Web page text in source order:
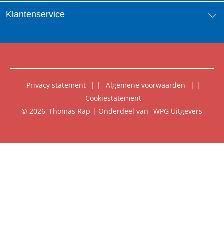
Vacatures
Nieuwsbrief
Foreign Rights
Klantenservice
Privacy statement | Algemene voorwaarden
|
Cookiestatement
© 2026, Thomas Rap | Onderdeel van WPG Uitgevers